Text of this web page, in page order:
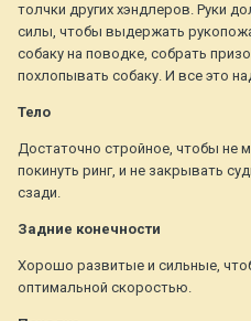
толчки других хэндлеров. Руки
силы, чтобы выдержать
собаку на поводке, собрать
похлопывать собаку. И все это
Тело
Достаточно стройное, чтобы не
покинуть ринг, и не закрывать
сзади.
Задние конечности
Хорошо развитые и сильные,
оптимальной скоростью.